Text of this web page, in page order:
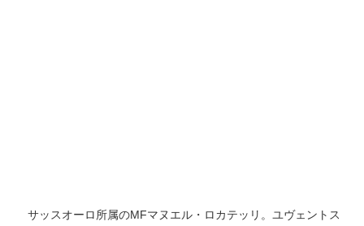
サッスオーロ所属のMFマヌエル・ロカテッリ。ユヴェントス